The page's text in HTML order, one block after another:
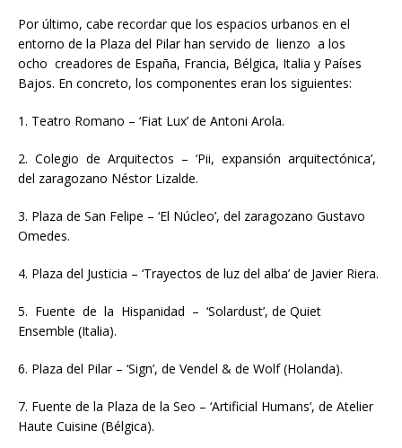
Por último, cabe recordar que los espacios urbanos en el
entorno de la Plaza del Pilar han servido de lienzo a los
ocho creadores de España, Francia, Bélgica, Italia y Países
Bajos. En concreto, los componentes eran los siguientes:
1. Teatro Romano – ‘Fiat Lux’ de Antoni Arola.
2. Colegio de Arquitectos – ‘Pii, expansión arquitectónica’,
del zaragozano Néstor Lizalde.
3. Plaza de San Felipe – ‘El Núcleo’, del zaragozano Gustavo
Omedes.
4. Plaza del Justicia – ‘Trayectos de luz del alba’ de Javier Riera.
5. Fuente de la Hispanidad – ‘Solardust’, de Quiet
Ensemble (Italia).
6. Plaza del Pilar – ‘Sign’, de Vendel & de Wolf (Holanda).
7. Fuente de la Plaza de la Seo – ‘Artificial Humans’, de Atelier
Haute Cuisine (Bélgica).